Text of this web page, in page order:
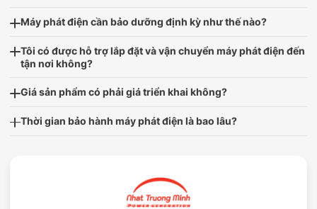
Máy phát điện cần bảo dưỡng định kỳ như thế nào?
Tôi có được hỗ trợ lắp đặt và vận chuyển máy phát điện đến
tận nơi không?
Giá sản phẩm có phải giá triển khai không?
Thời gian bảo hành máy phát điện là bao lâu?